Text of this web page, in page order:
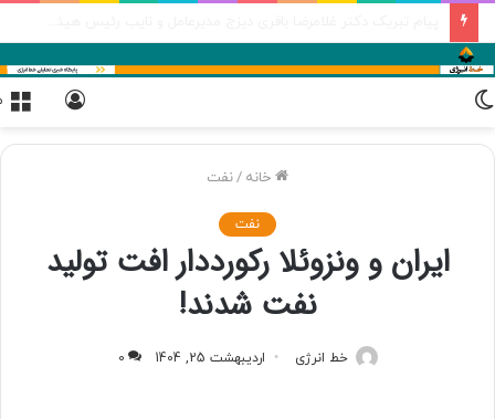
خانه /نفت
نفت
ایران و ونزوئلا رکورددار افت تولید
نفت شدند!
خط انرژی اردیبهشت 25, 1404 0